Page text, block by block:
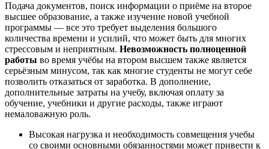
Подача документов, поиск информации о приёме на второе
высшее образование, а также изучение новой учебной
программы — все это требует выделения большого
количества времени и усилий, что может быть для многих
стрессовым и неприятным. Невозможность полноценной
работы во время учёбы на втором высшем также является
серьёзным минусом, так как многие студенты не могут себе
позволить отказаться от заработка. В дополнение,
дополнительные затраты на учебу, включая оплату за
обучение, учебники и другие расходы, также играют
немаловажную роль.
Высокая нагрузка и необходимость совмещения учебы
со своими основными обязанностями может привести к